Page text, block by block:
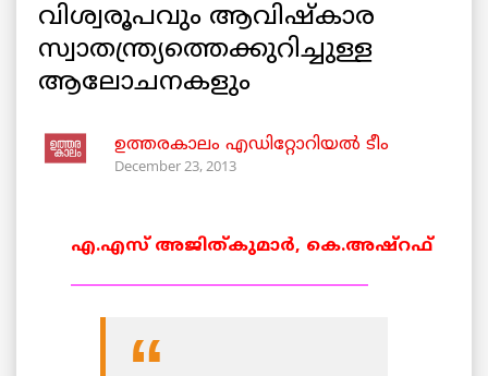
വിശ്വരൂപവും ആവിഷ്കാര
സ്വാതന്ത്ര്യത്തെക്കുറിച്ചുള്ള
ആലോചനകളും
ഉത്തരകാലം എഡിറ്റോറിയല്‍ ടീം
December 23, 2013
എ.എസ് അജിത്കുമാര്‍, കെ.അഷ്‌റഫ്‌
_______________________________________